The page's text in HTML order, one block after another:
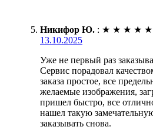
Никифор Ю. : ★ ★ ★ ★ ★
13.10.2025
Уже не первый раз
Сервис порадовал
заказа простое, все
желаемые изображения,
пришел быстро, все
нашел такую
заказывать снова.